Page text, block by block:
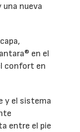
nueva
en el
confort en
y el sistema
entre el pie